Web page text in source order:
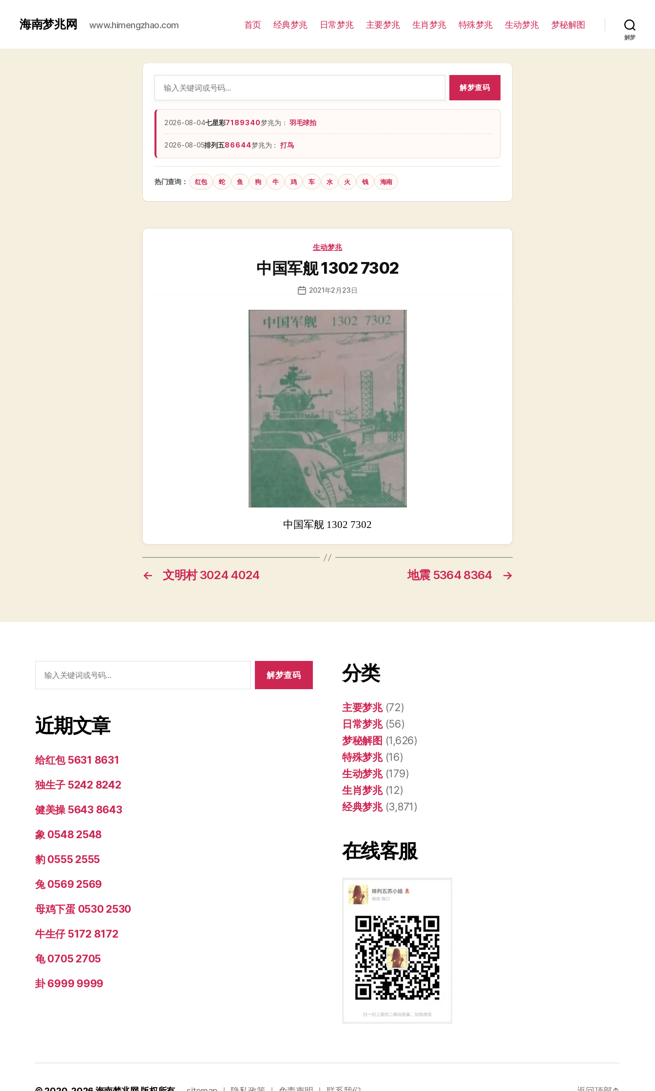
海南梦兆网 www.himengzhao.com 首页 经典梦兆 日常梦兆 主要梦兆 生肖梦兆 特殊梦兆 生动梦兆 梦秘解图
解梦
解梦查码
2026-08-04七星彩7189340梦兆为：羽毛球拍
2026-08-05排列五86644梦兆为： 打鸟
热门查询： 红包 蛇 鱼 狗 牛 鸡 车 水 火 钱 海南
分
生动梦兆
中国军舰 1302 7302
发
日
期
2021年2月23日
中国军舰 1302 7302
← 文明村 3024 4024 →
地震 5364 8364
索：
近期文章
给红包 5631 8631
独生子 5242 8242
健美操 5643 8643
象 0548 2548
豹 0555 2555
兔 0569 2569
母鸡下蛋 0530 2530
牛生仔 5172 8172
龟 0705 2705
卦 6999 9999
分类
主要梦兆(72)
日常梦兆(56)
梦秘解图 (1,626)
特殊梦兆(16)
生动梦兆(179)
生肖梦兆(12)
经典梦兆(3,871)
在线客服